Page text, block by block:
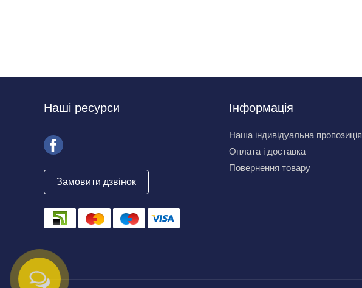
Наші ресурси
Замовити дзвінок
Інформація
Наша індивідуальна пропозиція
Оплата і доставка
Повернення товару